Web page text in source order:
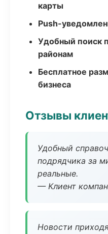
карты
Push-
Удобный поиск
районам
Бесплатное
бизнеса
Отзывы
Удобный
подрядчика за
реальные.
— Клиент
Новости